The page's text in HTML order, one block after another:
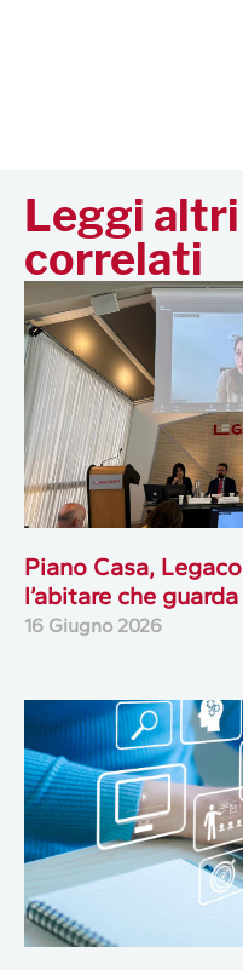
Leggi
correlati
Piano Casa,
l’abitare che
16 Giugno 2026